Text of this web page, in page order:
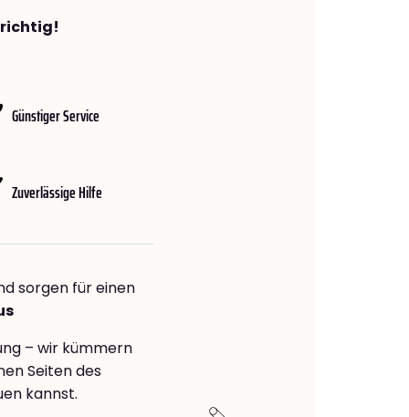
richtig!
Günstiger Service
Zuverlässige Hilfe
sorgen für einen
– wir kümmern
Seiten des
kannst.